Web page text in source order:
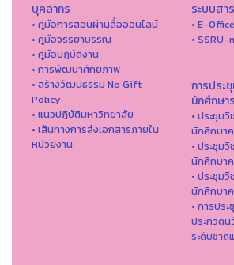
บุคลากร
• คู่มือการสอนผ่านสื่อออนไลน์
• คูมือจรรยาบรรณ
• คู่มือปฏิบัติงาน
• การพัฒนาศักยภาพ
• สร้างวัฒนธรรม No Gift
Policy
• แนวปฏิบัติมหาวิทยาลัย
• เส้นทางการส่งเอกสารภายใน
หน่วยงาน
ระบบสา
• E-Office
• SSRU-
การประ
นักศึกษา
• ประชุม
นักศึกษา
• ประชุม
นักศึกษา
• ประชุม
นักศึกษาค
• การปร
ประกวด
ระดับชาติ